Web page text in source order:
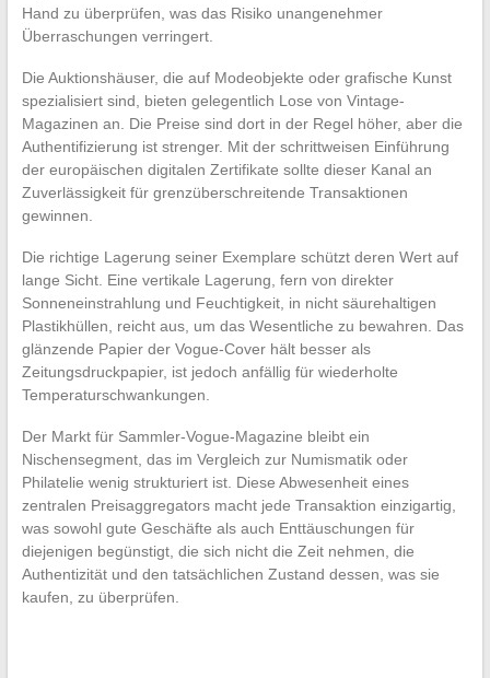
Hand zu überprüfen, was das Risiko unangenehmer
Überraschungen verringert.
Die Auktionshäuser, die auf Modeobjekte oder grafische Kunst
spezialisiert sind, bieten gelegentlich Lose von Vintage-
Magazinen an. Die Preise sind dort in der Regel höher, aber die
Authentifizierung ist strenger. Mit der schrittweisen Einführung
der europäischen digitalen Zertifikate sollte dieser Kanal an
Zuverlässigkeit für grenzüberschreitende Transaktionen
gewinnen.
Die richtige Lagerung seiner Exemplare schützt deren Wert auf
lange Sicht. Eine vertikale Lagerung, fern von direkter
Sonneneinstrahlung und Feuchtigkeit, in nicht säurehaltigen
Plastikhüllen, reicht aus, um das Wesentliche zu bewahren. Das
glänzende Papier der Vogue-Cover hält besser als
Zeitungsdruckpapier, ist jedoch anfällig für wiederholte
Temperaturschwankungen.
Der Markt für Sammler-Vogue-Magazine bleibt ein
Nischensegment, das im Vergleich zur Numismatik oder
Philatelie wenig strukturiert ist. Diese Abwesenheit eines
zentralen Preisaggregators macht jede Transaktion einzigartig,
was sowohl gute Geschäfte als auch Enttäuschungen für
diejenigen begünstigt, die sich nicht die Zeit nehmen, die
Authentizität und den tatsächlichen Zustand dessen, was sie
kaufen, zu überprüfen.